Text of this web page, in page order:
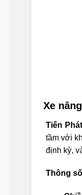
Xe
Tiến
tầm với
định kỳ,
Thông